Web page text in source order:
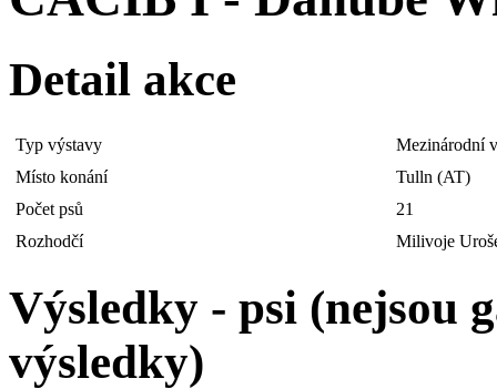
Detail akce
Typ výstavy
Mezinárodní
Místo konání
Tulln (AT)
Počet psů
21
Rozhodčí
Milivoje
Výsledky - psi (nejsou
výsledky)